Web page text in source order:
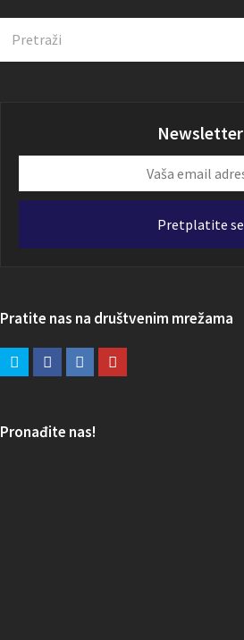
Newsletter
email
Pretplatite se
Pratite nas na društvenim mrežama
Pronađite nas!